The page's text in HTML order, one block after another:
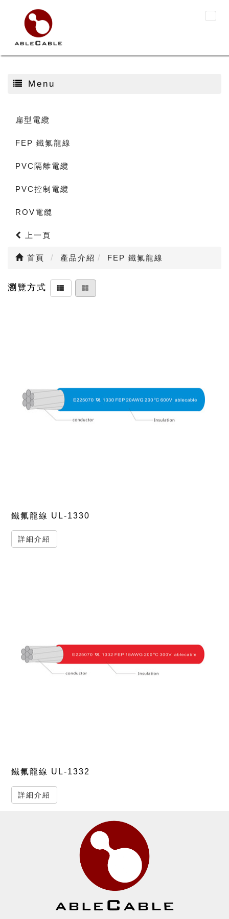
Menu
扁型電纜
FEP 鐵氟龍線
PVC隔離電纜
PVC控制電纜
ROV電纜
上一頁
首頁 產品介紹 FEP 鐵氟龍線
瀏覽方式
鐵氟龍線 UL-1330
詳細介紹
鐵氟龍線 UL-1332
詳細介紹